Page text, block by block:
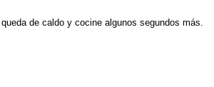
de caldo y cocine algunos segundos más.